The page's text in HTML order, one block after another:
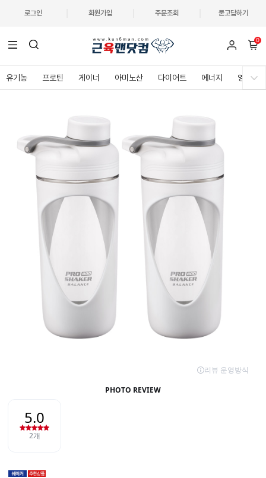
로그인 회원가입 주문조회 묻고답하기
0
유기농 프로틴 게이너 아미노산 다이어트 에너지 영양제